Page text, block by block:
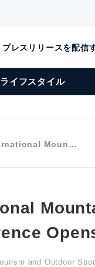
プレスリリースを配信
ライフスタイル
Moun…
and Outdoor